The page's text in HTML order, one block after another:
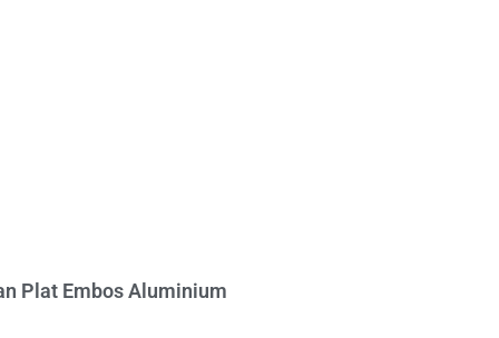
Plat Embos Aluminium